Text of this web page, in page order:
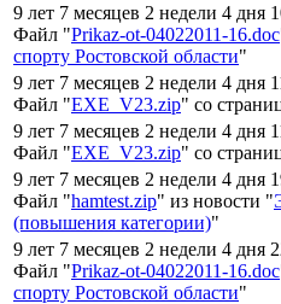
9 лет 7 месяцев 2 недели 4 дня
Файл "Prikaz-ot-04022011-16.doc
спорту Ростовской области"
9 лет 7 месяцев 2 недели 4 дня
Файл "EXE_V23.zip" со
9 лет 7 месяцев 2 недели 4 дня
Файл "EXE_V23.zip" со
9 лет 7 месяцев 2 недели 4 дня
Файл "hamtest.zip" из новости "
(повышения категории)"
9 лет 7 месяцев 2 недели 4 дня
Файл "Prikaz-ot-04022011-16.doc
спорту Ростовской области"